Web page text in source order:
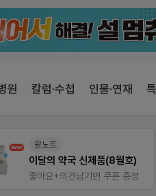
원 칼럼·수첩 인물·연재
팜노트
이달의 약국 신제품(8월호)
좋아요+의견남기면 쿠폰 증정